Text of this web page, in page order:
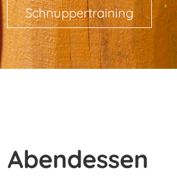
Schnuppertraining